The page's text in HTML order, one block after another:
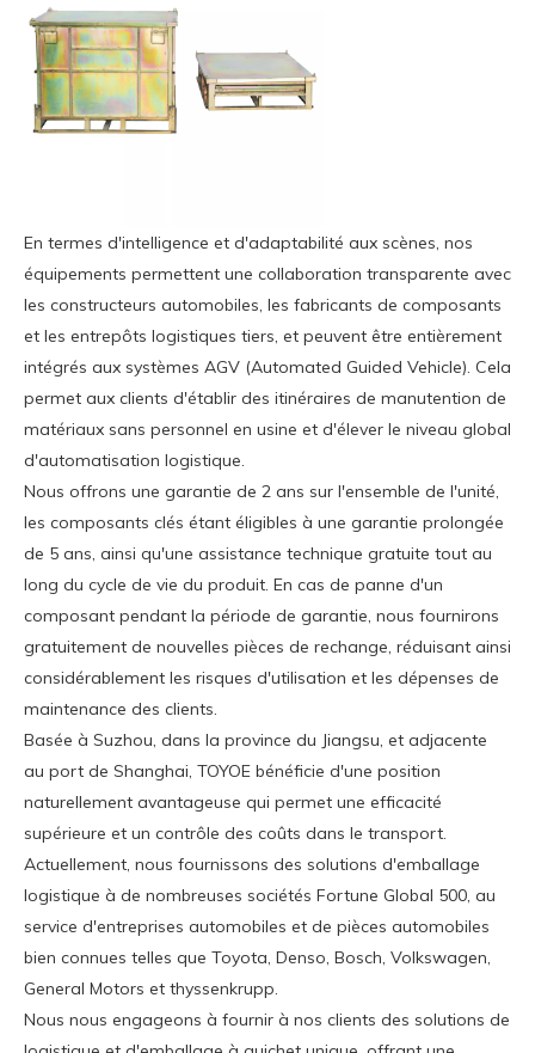
En termes d'intelligence et d'adaptabilité aux scènes, nos
équipements permettent une collaboration transparente avec
les constructeurs automobiles, les fabricants de composants
et les entrepôts logistiques tiers, et peuvent être entièrement
intégrés aux systèmes AGV (Automated Guided Vehicle). Cela
permet aux clients d'établir des itinéraires de manutention de
matériaux sans personnel en usine et d'élever le niveau global
d'automatisation logistique.
Nous offrons une garantie de 2 ans sur l'ensemble de l'unité,
les composants clés étant éligibles à une garantie prolongée
de 5 ans, ainsi qu'une assistance technique gratuite tout au
long du cycle de vie du produit. En cas de panne d'un
composant pendant la période de garantie, nous fournirons
gratuitement de nouvelles pièces de rechange, réduisant ainsi
considérablement les risques d'utilisation et les dépenses de
maintenance des clients.
Basée à Suzhou, dans la province du Jiangsu, et adjacente
au port de Shanghai, TOYOE bénéficie d'une position
naturellement avantageuse qui permet une efficacité
supérieure et un contrôle des coûts dans le transport.
Actuellement, nous fournissons des solutions d'emballage
logistique à de nombreuses sociétés Fortune Global 500, au
service d'entreprises automobiles et de pièces automobiles
bien connues telles que Toyota, Denso, Bosch, Volkswagen,
General Motors et thyssenkrupp.
Nous nous engageons à fournir à nos clients des solutions de